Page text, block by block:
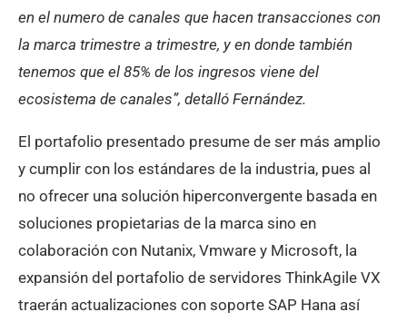
en el numero de canales que hacen transacciones con
la marca trimestre a trimestre, y en donde también
tenemos que el 85% de los ingresos viene del
ecosistema de canales”, detalló Fernández.
El portafolio presentado presume de ser más amplio
y cumplir con los estándares de la industria, pues al
no ofrecer una solución hiperconvergente basada en
soluciones propietarias de la marca sino en
colaboración con Nutanix, Vmware y Microsoft, la
expansión del portafolio de servidores ThinkAgile VX
traerán actualizaciones con soporte SAP Hana así